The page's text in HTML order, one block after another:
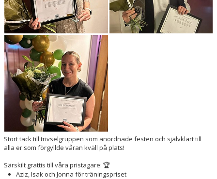
SPONSORER
HEDERSUTNÄMNINGAR
Stort tack till trivselgruppen som anordnade festen och självklart till
alla er som förgyllde våran kväll på plats!
Särskilt grattis till våra pristagare: 🏆
Aziz, Isak och Jonna för träningspriset